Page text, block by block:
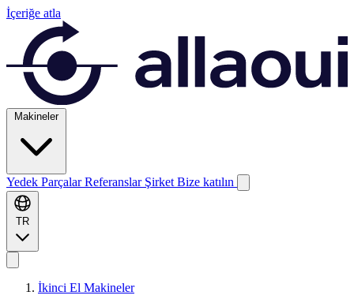
İçeriğe atla
Makineler
Yedek ParçalarReferanslar Şirket Bize katılın
TR
İkinci El Makineler